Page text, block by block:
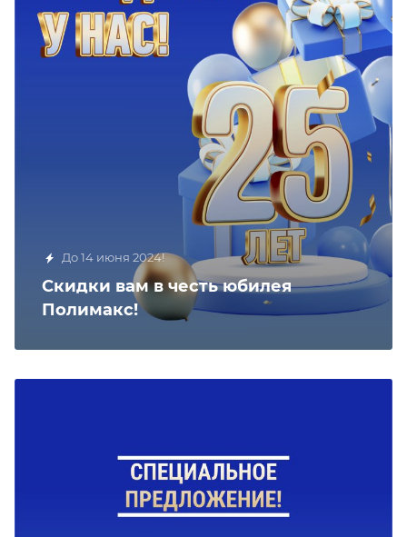
До 14 июня 2024!
Скидки вам в честь юбилея
Полимакс!